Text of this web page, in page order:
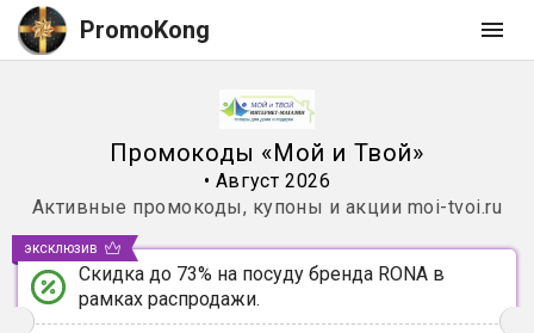
PromoKong
Промокоды «Мой и Твой»
• Август 2026
Активные промокоды, купоны и акции moi-tvoi.ru
Скидка до 73% на посуду бренда RONA в
рамках распродажи.
эксклюзив